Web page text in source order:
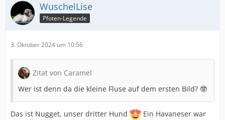
WuschelLise
Pfoten-Legende
3. Oktober 2024 um 10:56
Zitat von Caramel
Wer ist denn da die kleine Fluse auf dem ersten Bild? 🤓
Das ist Nugget, unser dritter Hund
Ein Havaneser war